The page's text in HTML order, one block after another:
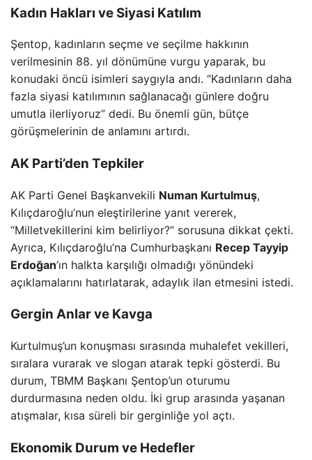
Kadın Hakları ve Siyasi Katılım
Şentop, kadınların seçme ve seçilme hakkının
verilmesinin 88. yıl dönümüne vurgu yaparak, bu
konudaki öncü isimleri saygıyla andı. “Kadınların daha
fazla siyasi katılımının sağlanacağı günlere doğru
umutla ilerliyoruz” dedi. Bu önemli gün, bütçe
görüşmelerinin de anlamını artırdı.
AK Parti’den Tepkiler
AK Parti Genel Başkanvekili Numan Kurtulmuş,
Kılıçdaroğlu’nun eleştirilerine yanıt vererek,
“Milletvekillerini kim belirliyor?” sorusuna dikkat çekti.
Ayrıca, Kılıçdaroğlu’na Cumhurbaşkanı Recep Tayyip
Erdoğan’ın halkta karşılığı olmadığı yönündeki
açıklamalarını hatırlatarak, adaylık ilan etmesini istedi.
Gergin Anlar ve Kavga
Kurtulmuş’un konuşması sırasında muhalefet vekilleri,
sıralara vurarak ve slogan atarak tepki gösterdi. Bu
durum, TBMM Başkanı Şentop’un oturumu
durdurmasına neden oldu. İki grup arasında yaşanan
atışmalar, kısa süreli bir gerginliğe yol açtı.
Ekonomik Durum ve Hedefler